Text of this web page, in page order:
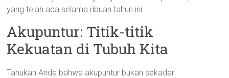
yang telah ada selama ribuan tahun ini.
Akupuntur: Titik-titik
Kekuatan di Tubuh Kita
Tahukah Anda bahwa akupuntur bukan sekadar